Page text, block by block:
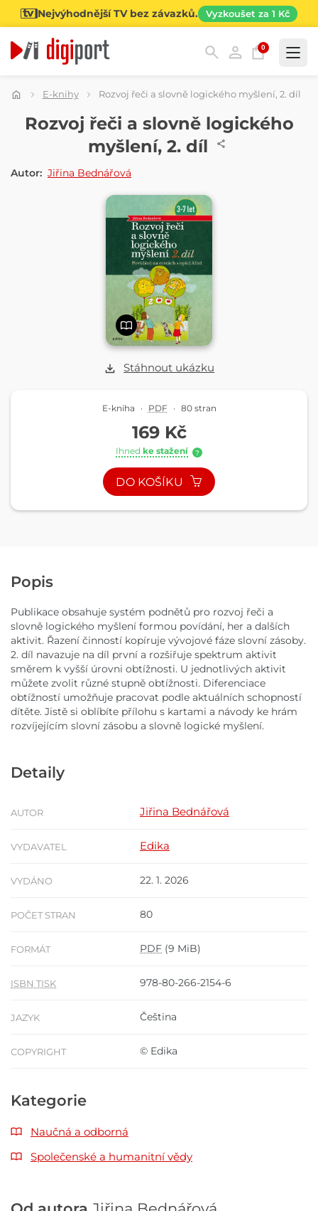
Nejvýhodnější TV bez závazků. Vyzkoušet za 1 Kč
0
Kategorie
E-knihy Rozvoj řeči a slovně logického myšlení, 2. díl
Stáhnout ukázku
E-KNIHA
Rozvoj řeči a slovně logického
myšlení, 2. díl
Autor: Jiřina Bednářová
E-kniha · PDF · 80 stran
169 Kč
Ihned ke stažení ?
DO KOŠÍKU
Popis
Publikace obsahuje systém podnětů pro rozvoj řeči a
slovně logického myšlení formou povídání, her a dalších
aktivit. Řazení činností kopíruje vývojové fáze slovní zásoby.
2. díl navazuje na díl první a rozšiřuje spektrum aktivit
směrem k vyšší úrovni obtížnosti. U jednotlivých aktivit
můžete zvolit různé stupně obtížnosti. Diferenciace
obtížností umožňuje pracovat podle aktuálních schopností
dítěte. Jistě si oblíbíte přílohu s kartami a návody ke hrám
rozvíjejícím slovní zásobu a slovně logické myšlení.
Detaily
AUTOR Jiřina Bednářová
VYDAVATEL Edika
VYDÁNO 22. 1. 2026
POČET STRAN 80
FORMÁT PDF (9 MiB)
ISBN TISK 978-80-266-2154-6
JAZYK Čeština
COPYRIGHT © Edika
Kategorie
Naučná a odborná
Společenské a humanitní vědy